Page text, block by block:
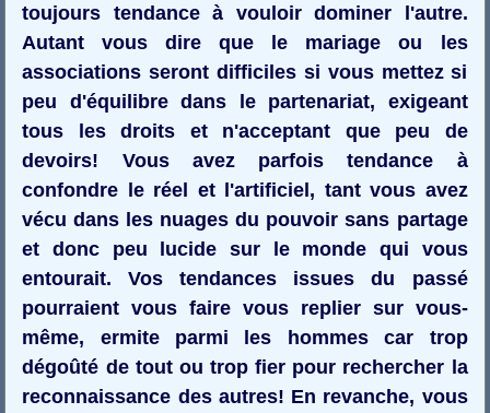
toujours tendance à vouloir dominer l'autre.
Autant vous dire que le mariage ou les
associations seront difficiles si vous mettez si
peu d'équilibre dans le partenariat, exigeant
tous les droits et n'acceptant que peu de
devoirs! Vous avez parfois tendance à
confondre le réel et l'artificiel, tant vous avez
vécu dans les nuages du pouvoir sans partage
et donc peu lucide sur le monde qui vous
entourait. Vos tendances issues du passé
pourraient vous faire vous replier sur vous-
même, ermite parmi les hommes car trop
dégoûté de tout ou trop fier pour rechercher la
reconnaissance des autres! En revanche, vous